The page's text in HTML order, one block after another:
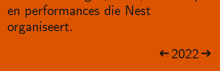
en performances die Nest
organiseert.
2022